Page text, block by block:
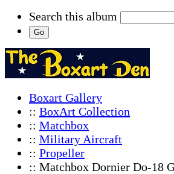
Search this album
Boxart Gallery
:: BoxArt Collection
:: Matchbox
:: Military Aircraft
:: Propeller
:: Matchbox Dornier Do-18